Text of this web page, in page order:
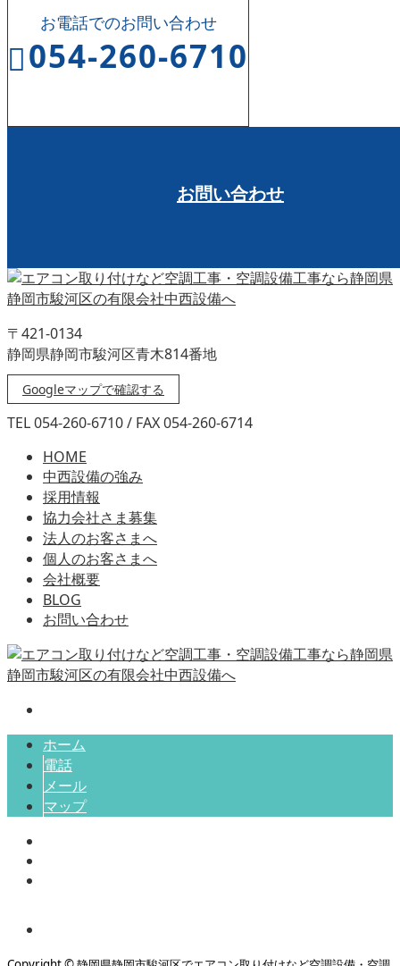
お電話でのお問い合わせ
054-260-6710
お問い合わせ
〒421-0134
静岡県静岡市駿河区青木814番地
Googleマップで確認する
TEL 054-260-6710 / FAX 054-260-6714
HOME
中西設備の強み
採用情報
協力会社さま募集
法人のお客さまへ
個人のお客さまへ
会社概要
BLOG
お問い合わせ
ホーム
電話
メール
マップ